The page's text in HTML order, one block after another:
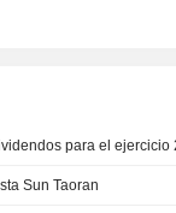
Sun Taoran